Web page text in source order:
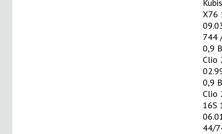
X76
744
0,9
Clio
0,9
Clio
16S
44/